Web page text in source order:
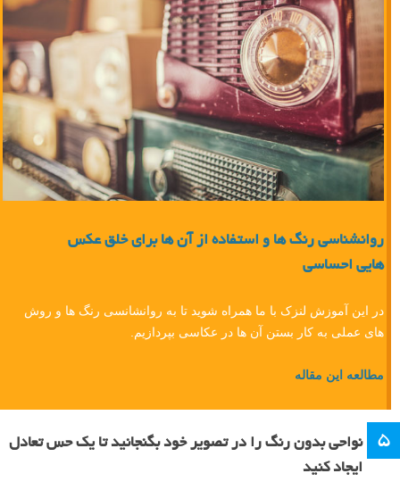
روانشناسی رنگ ها و استفاده از آن ها برای خلق عکس
هایی احساسی
در این آموزش لنزک با ما همراه شوید تا به روانشانسی رنگ ها و روش
های عملی به کار بستن آن ها در عکاسی بپردازیم.
مطالعه این مقاله
۵
نواحی بدون رنگ را در تصویر خود بگنجانید تا یک حس تعادل
ایجاد کنید